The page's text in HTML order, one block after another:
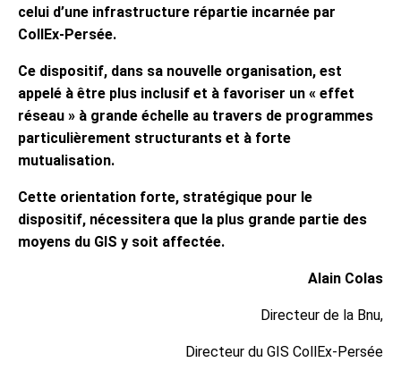
celui d’une infrastructure répartie incarnée par
CollEx-Persée.
Ce dispositif, dans sa nouvelle organisation, est
appelé à être plus inclusif et à favoriser un « effet
réseau » à grande échelle au travers de programmes
particulièrement structurants et à forte
mutualisation.
Cette orientation forte, stratégique pour le
dispositif, nécessitera que la plus grande partie des
moyens du GIS y soit affectée.
Alain Colas
Directeur de la Bnu,
Directeur du GIS CollEx-Persée